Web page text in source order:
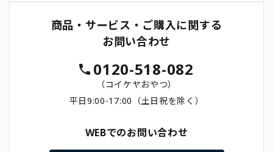
商品・サービス・ご購入に関する
お問い合わせ
0120-518-082
（コイケヤおやつ）
平日9:00-17:00（土日祝を除く）
WEBでのお問い合わせ